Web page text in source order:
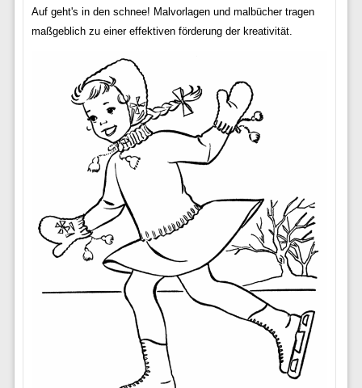
Auf geht's in den schnee! Malvorlagen und malbücher tragen
maßgeblich zu einer effektiven förderung der kreativität.